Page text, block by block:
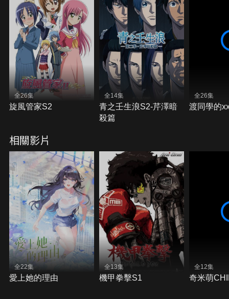
全26集
旋風管家S2
全14集
青之壬生浪S2-芹澤暗
殺篇
全26集
渡同學的
相關影片
全22集
愛上她的理由
全13集
機甲拳擊S1
全12集
奇米萌